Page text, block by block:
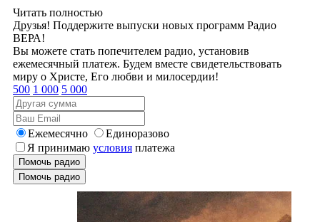
Читать полностью
Друзья! Поддержите выпуски новых программ Радио
ВЕРА!
Вы можете стать попечителем радио, установив
ежемесячный платеж. Будем вместе свидетельствовать
миру о Христе, Его любви и милосердии!
500 1 000 5 000
Ежемесячно
Единоразово
Я принимаю условия платежа
Помочь радио
Помочь радио